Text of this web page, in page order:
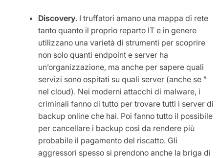
Discovery. I truffatori amano una mappa di rete
tanto quanto il proprio reparto IT e in genere
utilizzano una varietà di strumenti per scoprire
non solo quanti endpoint e server ha
un’organizzazione, ma anche per sapere quali
servizi sono ospitati su quali server (anche se ”
nel cloud). Nei moderni attacchi di malware, i
criminali fanno di tutto per trovare tutti i server di
backup online che hai. Poi fanno tutto il possibile
per cancellare i backup così da rendere più
probabile il pagamento del riscatto. Gli
aggressori spesso si prendono anche la briga di